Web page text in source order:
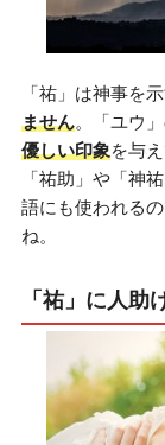
「祐」は神事を
ません。「ユウ
優しい印象を与
「祐助」や「神
語にも使われる
ね。
「祐」に人助